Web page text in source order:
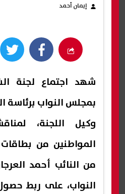
إيمان أحمد
شهد اجتماع لجنة
بمجلس النواب برئاسة
وكيل اللجنة،
المواطنين من
من النائب أحمد
النواب، على ربط